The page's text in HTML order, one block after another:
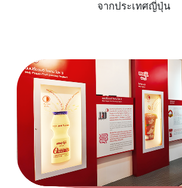
จากประเทศญี่ปุ่น